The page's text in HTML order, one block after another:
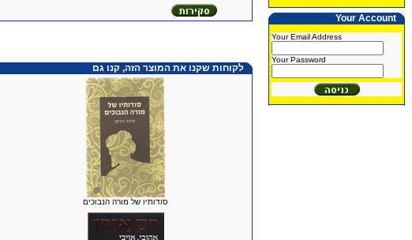
Your Account
Your Email Address
Your Password
לקוחות שקנו את המוצר הזה, קנו גם
סודותיו של מורה הנבוכים